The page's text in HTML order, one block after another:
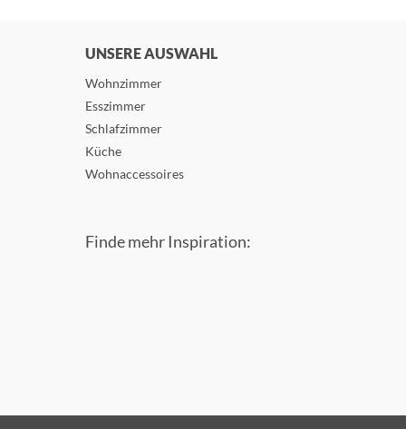
UNSERE AUSWAHL
Wohnzimmer
Esszimmer
Schlafzimmer
Küche
Wohnaccessoires
Finde mehr Inspiration: